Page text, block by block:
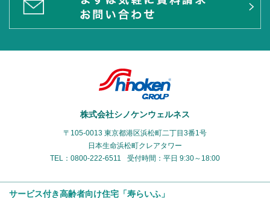
株式会社シノケンウェルネス
〒105-0013 東京都港区浜松町二丁目3番1号
日本生命浜松町クレアタワー
TEL：0800-222-6511
受付時間：平日 9:30～18:00
サービス付き高齢者向け住宅「寿らいふ」